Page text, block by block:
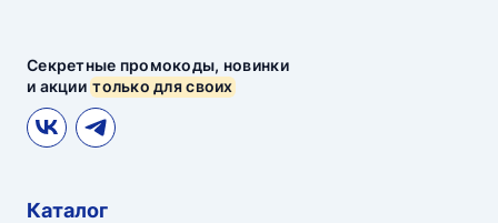
Секретные промокоды, новинки
и акциитолько для своих
Каталог